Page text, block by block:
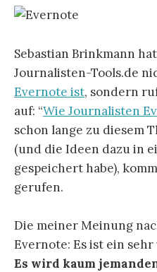
Sebastian Brinkmann
Journalisten-Tools.de
Evernote ist, sondern
auf: “Wie Journalisten
schon lange zu diesem
(und die Ideen dazu in
gespeichert habe),
gerufen.
Die meiner Meinung
Evernote: Es ist ein
Es wird kaum